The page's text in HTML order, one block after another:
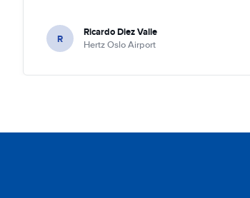
R Ricardo Diez Valle
Hertz Oslo Airport